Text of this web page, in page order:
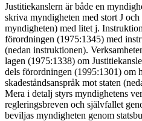
Justitiekanslern är både en
skriva myndigheten med stort J
myndigheten) med litet j.
förordningen (1975:1345) med
(nedan instruktionen).
lagen (1975:1338) om
dels förordningen (1995:1301) om
skadeståndsanspråk mot staten
Mera i detalj styrs myndighetens
regleringsbreven och självfallet
beviljas myndigheten genom